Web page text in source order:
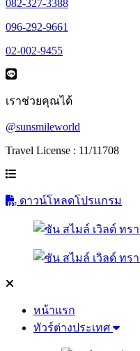
082-327-3388
096-292-9661
02-002-9455
เราช่วยคุณได้
@sunsmileworld
Travel License : 11/11708
ดาวน์โหลดโปรแกรม
หน้าแรก
ทัวร์ต่างประเทศ